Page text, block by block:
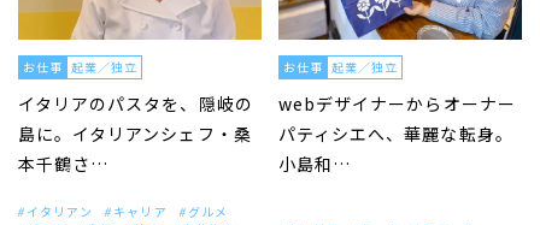
お仕事 起業／独立
イタリアのパスタを、隠岐の
島に。イタリアンシェフ・桑
本千鶴さ…
イタリアン キャリア
グルメ
お仕事 起業／独立
webデザイナーからオーナー
パティシエへ、華麗な転身。
小島和…